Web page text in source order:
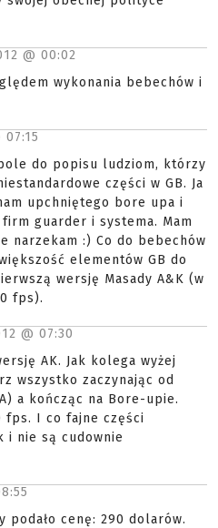
@ 00:02
wykonania bebechów i
07:15
do popisu ludziom, którzy
części w GB. Ja
upchniętego bore upa i
guarder i systema. Mam
narzekam :) Co do bebechów
elementów GB do
wersję Masady A&K (w
fps).
@ 07:30
AK. Jak kolega wyżej
wszystko zaczynając od
a kończąc na Bore-upie.
fps. I co fajne części
i nie są cudownie
podało cenę: 290 dolarów.